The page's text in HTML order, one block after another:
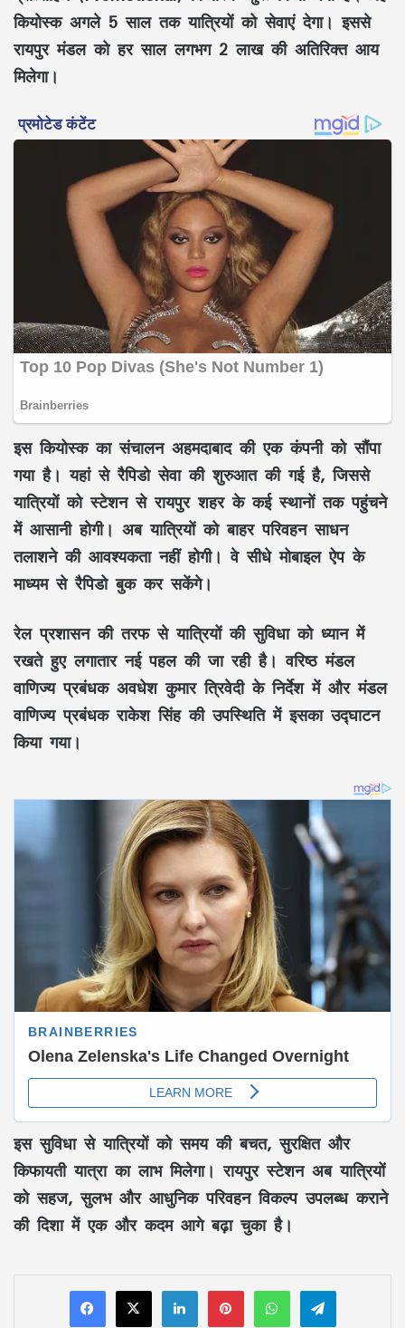
कियोस्क अगले 5 साल तक यात्रियों को सेवाएं देगा। इससे
रायपुर मंडल को हर साल लगभग 2 लाख की अतिरिक्त आय
मिलेगा।
इस कियोस्क का संचालन अहमदाबाद की एक कंपनी को सौंपा
गया है। यहां से रैपिडो सेवा की शुरुआत की गई है, जिससे
यात्रियों को स्टेशन से रायपुर शहर के कई स्थानों तक पहुंचने
में आसानी होगी। अब यात्रियों को बाहर परिवहन साधन
तलाशने की आवश्यकता नहीं होगी। वे सीधे मोबाइल ऐप के
माध्यम से रैपिडो बुक कर सकेंगे।
रेल प्रशासन की तरफ से यात्रियों की सुविधा को ध्यान में
रखते हुए लगातार नई पहल की जा रही है। वरिष्ठ मंडल
वाणिज्य प्रबंधक अवधेश कुमार त्रिवेदी के निर्देश में और मंडल
वाणिज्य प्रबंधक राकेश सिंह की उपस्थिति में इसका उद्घाटन
किया गया।
इस सुविधा से यात्रियों को समय की बचत, सुरक्षित और
किफायती यात्रा का लाभ मिलेगा। रायपुर स्टेशन अब यात्रियों
को सहज, सुलभ और आधुनिक परिवहन विकल्प उपलब्ध कराने
की दिशा में एक और कदम आगे बढ़ा चुका है।
LinkedInPinterestWhatsAppTelegram